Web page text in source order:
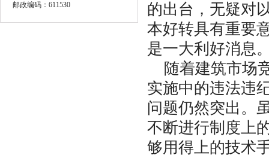
邮政编码：611530
的出台，无疑对
本好转具有重要
是一大利好消息
随着建筑市场
实施中的违法违
问题仍然突出。
不断进行制度上
够用得上的技术